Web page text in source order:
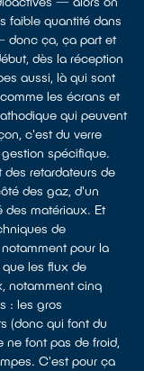
faible quantité dans
donc ça, ça part et
dès la réception
aussi, là qui sont
les écrans et
qui peuvent
c'est du verre
spécifique.
retardateurs de
des gaz, d'un
des matériaux. Et
de
pour la
les flux de
notamment cinq
: les gros
(donc qui font du
ne font pas de froid,
C'est pour ça